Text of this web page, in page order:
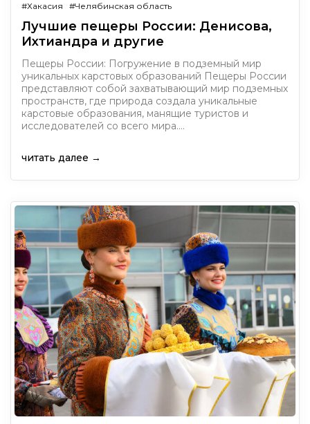
#Хакасия
#Челябинская область
Лучшие пещеры России: Денисова,
Ихтиандра и другие
Пещеры России: Погружение в подземный мир
уникальных карстовых образований Пещеры России
представляют собой захватывающий мир подземных
пространств, где природа создала уникальные
карстовые образования, манящие туристов и
исследователей со всего мира.…
читать далее →